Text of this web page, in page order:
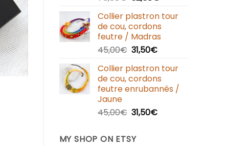
Collier plastron tour
de cou, cordons
feutre / Madras
45,00€ 31,50€
Collier plastron tour
de cou, cordons
feutre enrubannés /
Jaune
45,00€ 31,50€
MY SHOP ON ETSY